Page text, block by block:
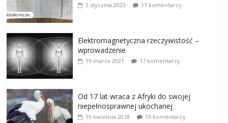
3 stycznia 2023 17 komentarzy
Elektromagnetyczna rzeczywistość –
wprowadzenie
19 marca 2021 17 komentarzy
Od 17 lat wraca z Afryki do swojej
niepełnosprawnej ukochanej
19 kwietnia 2018 16 komentarzy